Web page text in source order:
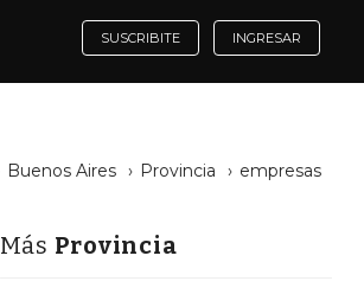
SUSCRIBITE INGRESAR
Buenos Aires Provincia empresas
Más Provincia